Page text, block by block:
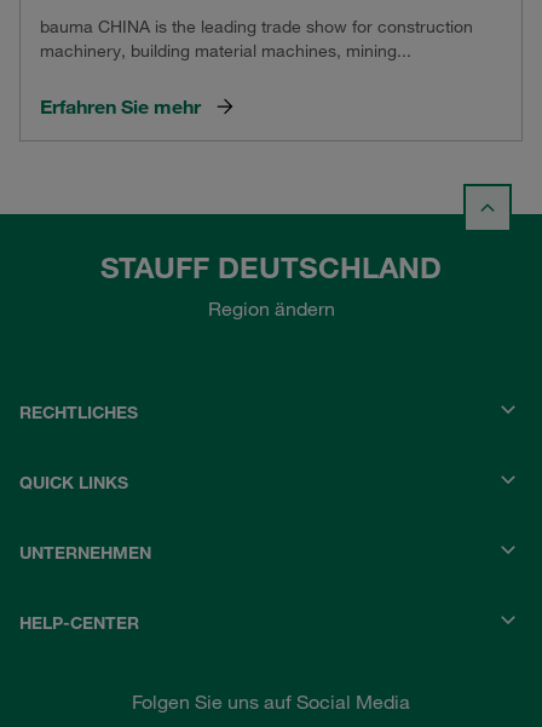
bauma CHINA is the leading trade show for construction
machinery, building material machines, mining...
Erfahren Sie mehr
STAUFF DEUTSCHLAND
Region ändern
RECHTLICHES
QUICK LINKS
UNTERNEHMEN
HELP-CENTER
Folgen Sie uns auf Social Media